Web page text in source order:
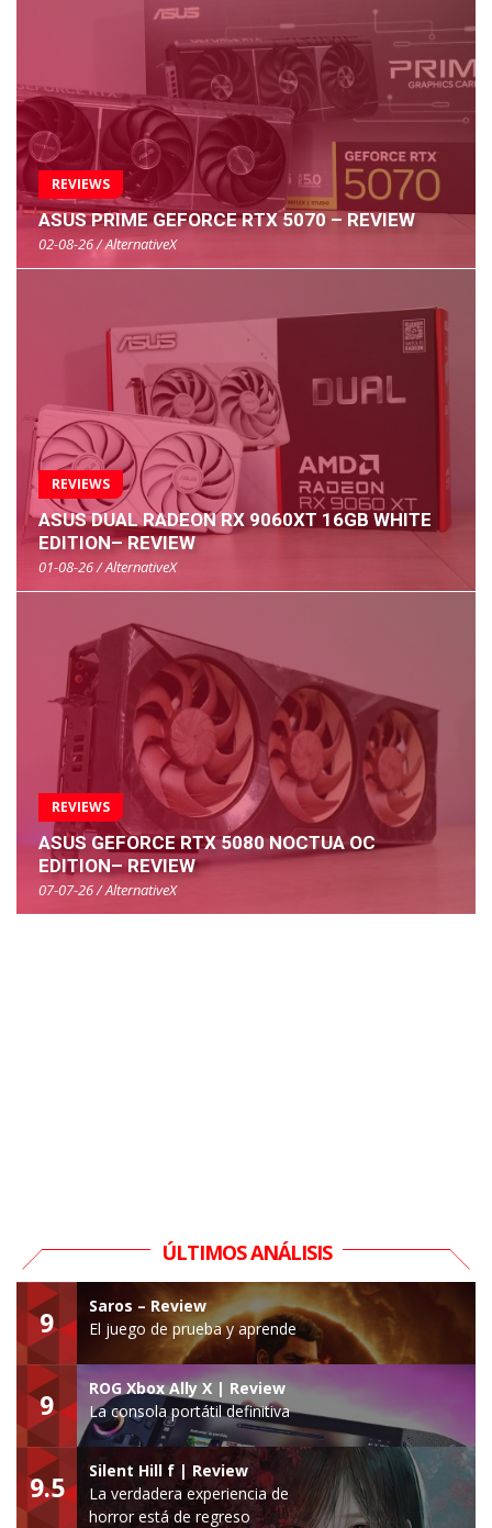
REVIEWS
ASUS PRIME GEFORCE RTX 5070 – REVIEW
02-08-26 / AlternativeX
REVIEWS
ASUS DUAL RADEON RX 9060XT 16GB WHITE
EDITION– REVIEW
01-08-26 / AlternativeX
REVIEWS
ASUS GEFORCE RTX 5080 NOCTUA OC
EDITION– REVIEW
07-07-26 / AlternativeX
ÚLTIMOS ANÁLISIS
9
Saros – Review
El juego de prueba y aprende
9
ROG Xbox Ally X | Review
La consola portátil definitiva
9.5
Silent Hill f | Review
La verdadera experiencia de
horror está de regreso